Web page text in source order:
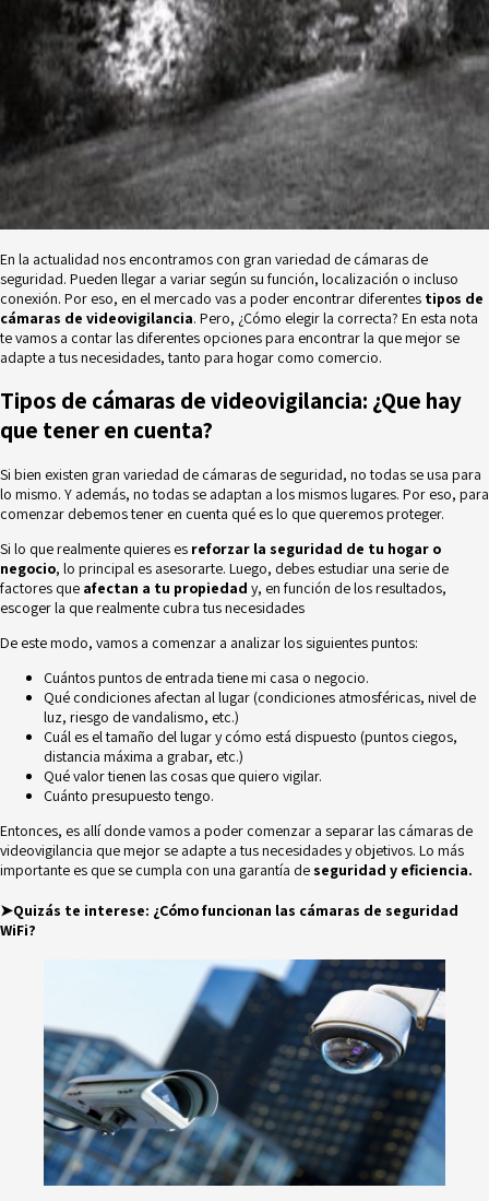
En la actualidad nos encontramos con gran variedad de cámaras de
seguridad. Pueden llegar a variar según su función, localización o incluso
conexión. Por eso, en el mercado vas a poder encontrar diferentes tipos de
cámaras de videovigilancia. Pero, ¿Cómo elegir la correcta? En esta nota
te vamos a contar las diferentes opciones para encontrar la que mejor se
adapte a tus necesidades, tanto para hogar como comercio.
Tipos de cámaras de videovigilancia: ¿Que hay
que tener en cuenta?
Si bien existen gran variedad de cámaras de seguridad, no todas se usa para
lo mismo. Y además, no todas se adaptan a los mismos lugares. Por eso, para
comenzar debemos tener en cuenta qué es lo que queremos proteger.
Si lo que realmente quieres es reforzar la seguridad de tu hogar o
negocio, lo principal es asesorarte. Luego, debes estudiar una serie de
factores que afectan a tu propiedad y, en función de los resultados,
escoger la que realmente cubra tus necesidades
De este modo, vamos a comenzar a analizar los siguientes puntos:
Cuántos puntos de entrada tiene mi casa o negocio.
Qué condiciones afectan al lugar (condiciones atmosféricas, nivel de
luz, riesgo de vandalismo, etc.)
Cuál es el tamaño del lugar y cómo está dispuesto (puntos ciegos,
distancia máxima a grabar, etc.)
Qué valor tienen las cosas que quiero vigilar.
Cuánto presupuesto tengo.
Entonces, es allí donde vamos a poder comenzar a separar las cámaras de
videovigilancia que mejor se adapte a tus necesidades y objetivos. Lo más
importante es que se cumpla con una garantía de seguridad y eficiencia.
➤Quizás te interese: ¿Cómo funcionan las cámaras de seguridad
WiFi?